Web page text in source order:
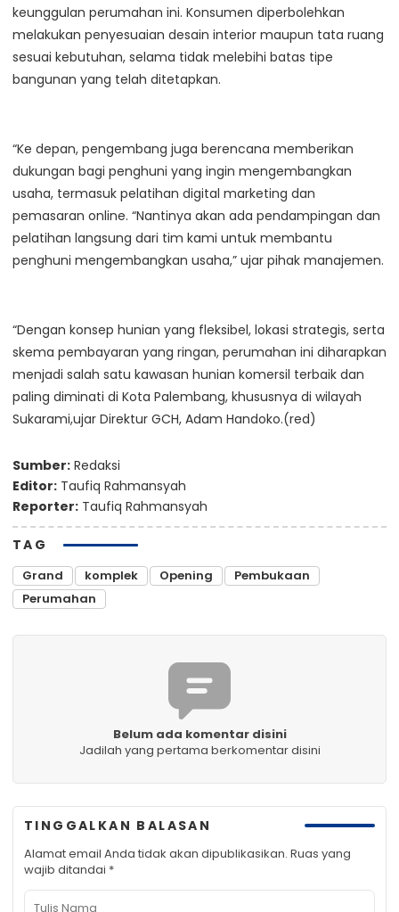
keunggulan perumahan ini. Konsumen diperbolehkan
melakukan penyesuaian desain interior maupun tata ruang
sesuai kebutuhan, selama tidak melebihi batas tipe
bangunan yang telah ditetapkan.
“Ke depan, pengembang juga berencana memberikan
dukungan bagi penghuni yang ingin mengembangkan
usaha, termasuk pelatihan digital marketing dan
pemasaran online. “Nantinya akan ada pendampingan dan
pelatihan langsung dari tim kami untuk membantu
penghuni mengembangkan usaha,” ujar pihak manajemen.
“Dengan konsep hunian yang fleksibel, lokasi strategis, serta
skema pembayaran yang ringan, perumahan ini diharapkan
menjadi salah satu kawasan hunian komersil terbaik dan
paling diminati di Kota Palembang, khususnya di wilayah
Sukarami,ujar Direktur GCH, Adam Handoko.(red)
Sumber: Redaksi
Editor: Taufiq Rahmansyah
Reporter: Taufiq Rahmansyah
TAG
Grand komplek Opening
Pembukaan
Perumahan
Belum ada komentar disini
Jadilah yang pertama berkomentar disini
TINGGALKAN BALASAN
Alamat email Anda tidak akan dipublikasikan. Ruas yang
wajib ditandai *